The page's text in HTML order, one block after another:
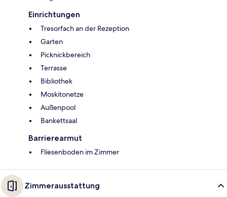
Einrichtungen
Tresorfach an der Rezeption
Garten
Picknickbereich
Terrasse
Bibliothek
Moskitonetze
Außenpool
Bankettsaal
Barrierearmut
Fliesenboden im Zimmer
Zimmerausstattung